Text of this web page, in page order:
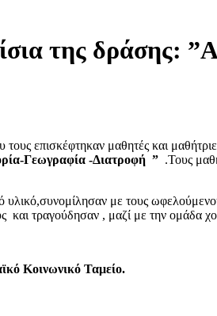
της δράσης:
επισκέφτηκαν μαθητές και
Γεωγραφία -Διατροφή ” .Τους
υλικό,συνομίλησαν με τους
και τραγούδησαν , μαζί με την ομάδα
Κοινωνικό Ταμείο.